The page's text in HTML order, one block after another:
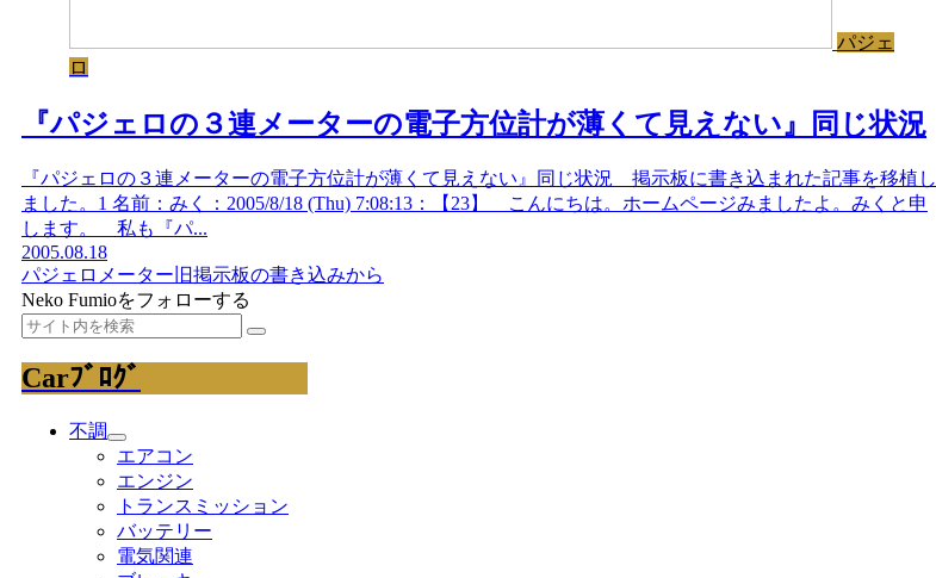
パジェ
ロ
『パジェロの３連メーターの電子方位計が薄くて見えない』同じ状況
『パジェロの３連メーターの電子方位計が薄くて見えない』同じ状況 掲示板に書き込まれた記事を移植し
ました。1 名前：みく：2005/8/18 (Thu) 7:08:13：【23】 こんにちは。ホームページみましたよ。みくと申
します。 私も『パ...
2005.08.18
パジェロ メーター 旧掲示板の書き込みから
Neko Fumioをフォローする
Carﾌﾞﾛｸﾞ
不調
エアコン
エンジン
トランスミッション
バッテリー
電気関連